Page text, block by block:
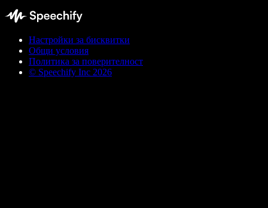
Настройки за бисквитки
Общи условия
Политика за поверителност
© Speechify Inc 2026